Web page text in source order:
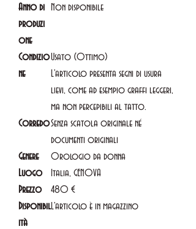
Anno di
produzi
one
Non disponibile
Condizio
ne
Usato (Ottimo)
L'articolo presenta segni di usura
lievi, come ad esempio graffi leggeri,
ma non percepibili al tatto.
CorredoSenza scatola originale né
documenti originali
Genere
Orologio da donna
Luogo
Italia, GENOVA
Prezzo
480 €
Disponibil
ità
L'articolo è in magazzino